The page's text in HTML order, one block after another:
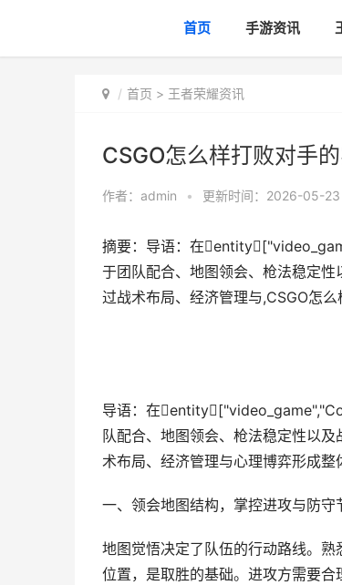
首页 手游资讯
首页 > 王者荣耀资讯
CSGO怎么样打败对手
作者： admin • 更新时间：2026-05-23
摘要：导语：在
于团队配合、地图领会、枪法稳定
过战术布局、经济管理与,CSGO怎
导语：在
队配合、地图领会、枪法稳定性以
术布局、经济管理与心理博弈形成整
一、领会地图结构，掌控进攻与防守
地图觉悟决定了队伍的行动路线。
位置，是取胜的基础。进攻方需要